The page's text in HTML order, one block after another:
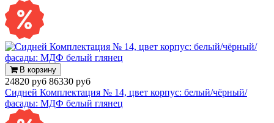
В корзину
24820 руб 86330 руб
Сидней Комплектация № 14, цвет корпус: белый/чёрный/
фасады: МДФ белый глянец